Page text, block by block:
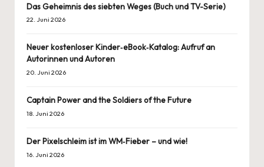
Das Geheimnis des siebten Weges (Buch und TV-Serie)
22. Juni 2026
Neuer kostenloser Kinder‑eBook‑Katalog: Aufruf an
Autorinnen und Autoren
20. Juni 2026
Captain Power and the Soldiers of the Future
18. Juni 2026
Der Pixelschleim ist im WM‑Fieber – und wie!
16. Juni 2026